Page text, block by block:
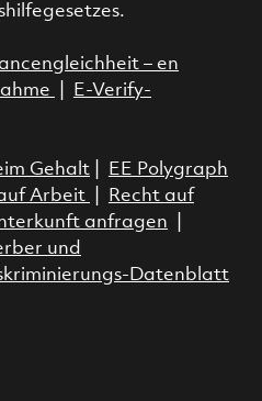
– en
E-Verify-
Gehalt|
EE Polygraph
Arbeit
Recht auf
anfragen
und
Datenblatt